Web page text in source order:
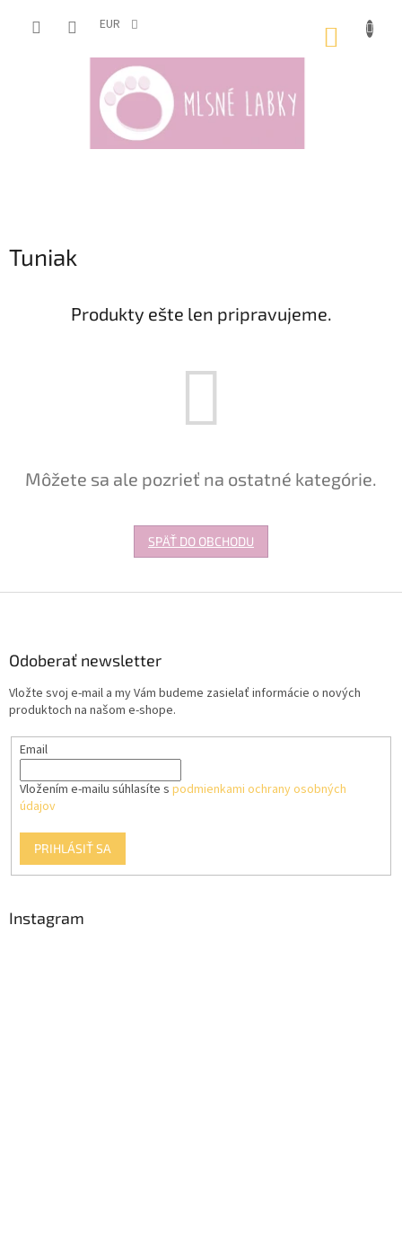
EUR
Tuniak
Produkty ešte len pripravujeme.
Môžete sa ale pozrieť na ostatné kategórie.
SPÄŤ DO OBCHODU
Odoberať newsletter
Vložte svoj e-mail a my Vám budeme zasielať informácie o nových
produktoch na našom e-shope.
Email
Vložením e-mailu súhlasíte s podmienkami ochrany osobných
údajov
PRIHLÁSIŤ SA
Instagram